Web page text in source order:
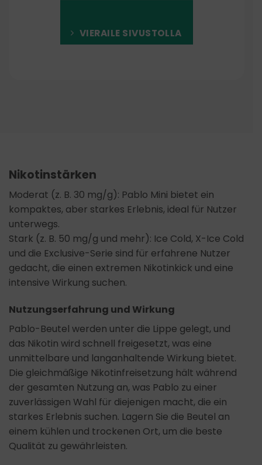
VIERAILE SIVUSTOLLA
Nikotinstärken
Moderat (z. B. 30 mg/g): Pablo Mini bietet ein
kompaktes, aber starkes Erlebnis, ideal für Nutzer
unterwegs.
Stark (z. B. 50 mg/g und mehr): Ice Cold, X-Ice Cold
und die Exclusive-Serie sind für erfahrene Nutzer
gedacht, die einen extremen Nikotinkick und eine
intensive Wirkung suchen.
Nutzungserfahrung und Wirkung
Pablo-Beutel werden unter die Lippe gelegt, und
das Nikotin wird schnell freigesetzt, was eine
unmittelbare und langanhaltende Wirkung bietet.
Die gleichmäßige Nikotinfreisetzung hält während
der gesamten Nutzung an, was Pablo zu einer
zuverlässigen Wahl für diejenigen macht, die ein
starkes Erlebnis suchen. Lagern Sie die Beutel an
einem kühlen und trockenen Ort, um die beste
Qualität zu gewährleisten.